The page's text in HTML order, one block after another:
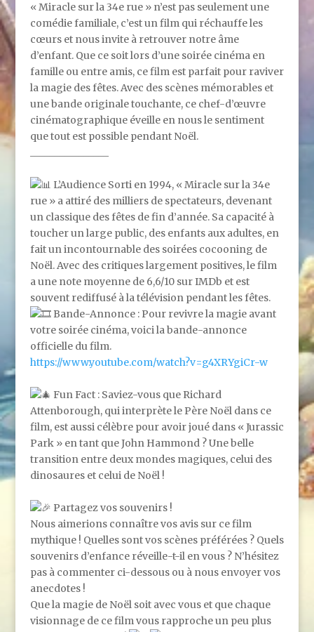
« Miracle sur la 34e rue » n’est pas seulement une
comédie familiale, c’est un film qui réchauffe les
cœurs et nous invite à retrouver notre âme
d’enfant. Que ce soit lors d’une soirée cinéma en
famille ou entre amis, ce film est parfait pour raviver
la magie des fêtes. Avec des scènes mémorables et
une bande originale touchante, ce chef-d’œuvre
cinématographique éveille en nous le sentiment
que tout est possible pendant Noël.
L’Audience Sorti en 1994, « Miracle sur la 34e
rue » a attiré des milliers de spectateurs, devenant
un classique des fêtes de fin d’année. Sa capacité à
toucher un large public, des enfants aux adultes, en
fait un incontournable des soirées cocooning de
Noël. Avec des critiques largement positives, le film
a une note moyenne de 6,6/10 sur IMDb et est
souvent rediffusé à la télévision pendant les fêtes.
Bande-Annonce : Pour revivre la magie avant
votre soirée cinéma, voici la bande-annonce
officielle du film.
https://www.youtube.com/watch?v=g4XRYgiCr-w
Fun Fact : Saviez-vous que Richard
Attenborough, qui interprète le Père Noël dans ce
film, est aussi célèbre pour avoir joué dans « Jurassic
Park » en tant que John Hammond ? Une belle
transition entre deux mondes magiques, celui des
dinosaures et celui de Noël !
Partagez vos souvenirs !
Nous aimerions connaître vos avis sur ce film
mythique ! Quelles sont vos scènes préférées ? Quels
souvenirs d’enfance réveille-t-il en vous ? N’hésitez
pas à commenter ci-dessous ou à nous envoyer vos
anecdotes !
Que la magie de Noël soit avec vous et que chaque
visionnage de ce film vous rapproche un peu plus